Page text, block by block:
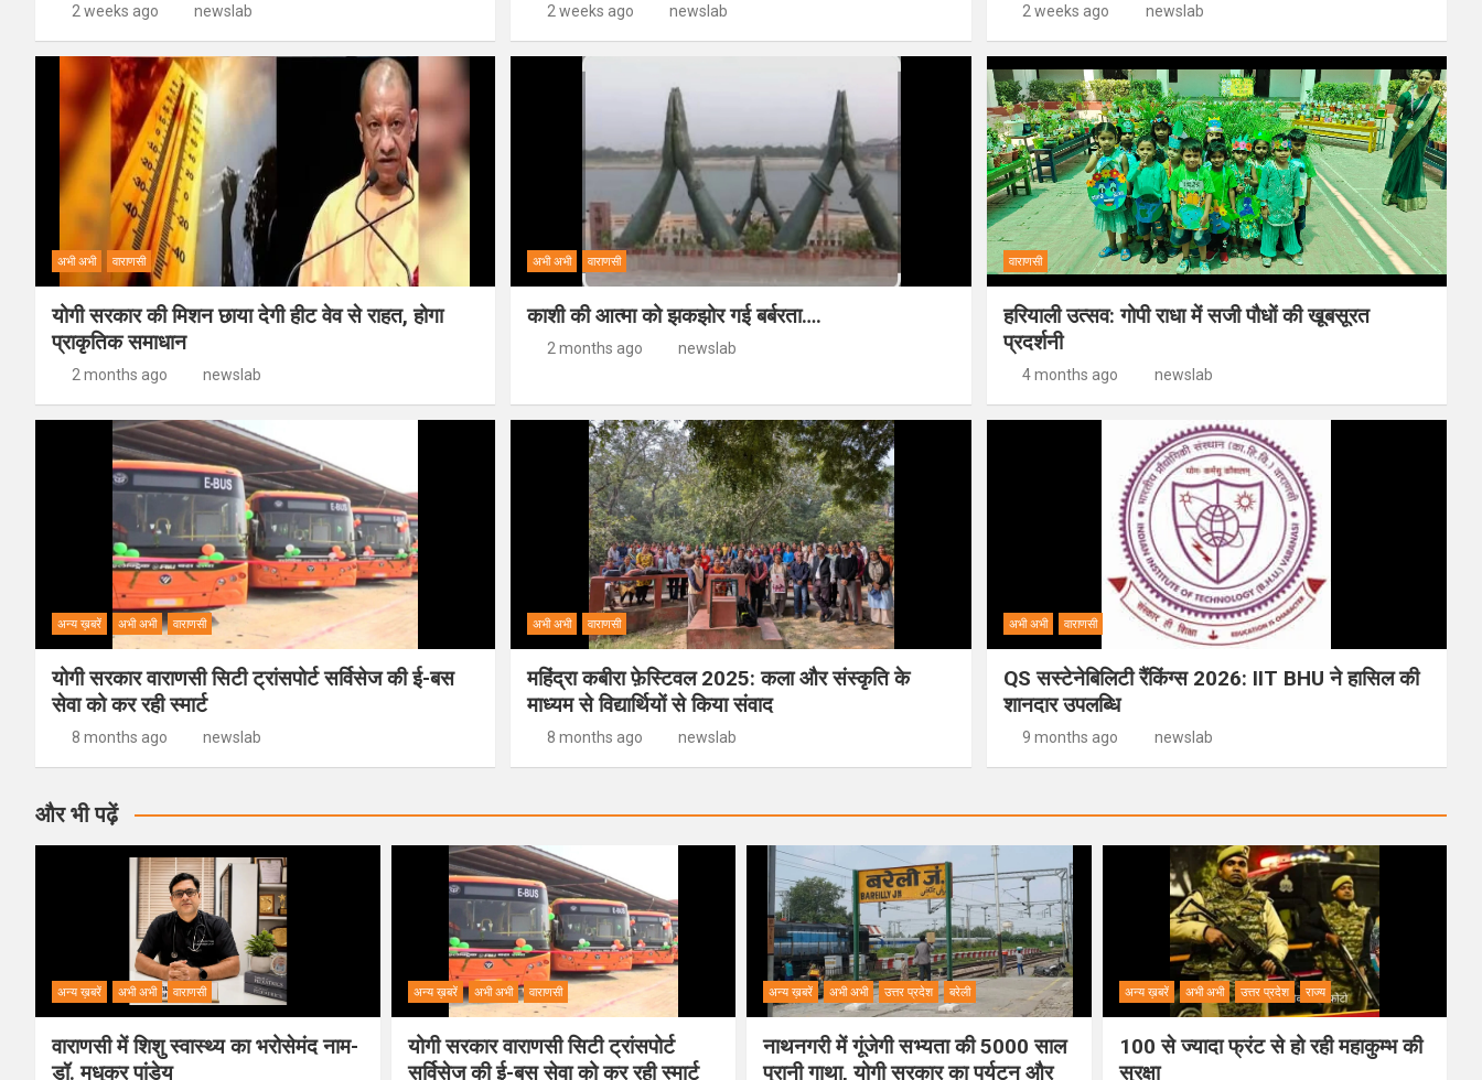
2 weeks ago newslab 2 weeks ago newslab 2 weeks ago newslab
अभी अभी वाराणसी
योगी सरकार की मिशन छाया देगी हीट वेव से राहत, होगा
प्राकृतिक समाधान
2 months ago newslab
अभी अभी वाराणसी
काशी की आत्मा को झकझोर गई बर्बरता….
2 months ago newslab
वाराणसी
हरियाली उत्सव: गोपी राधा में सजी पौधों की खूबसूरत
प्रदर्शनी
4 months ago newslab
अन्य ख़बरें अभी अभी वाराणसी
योगी सरकार वाराणसी सिटी ट्रांसपोर्ट सर्विसेज की ई-बस
सेवा को कर रही स्मार्ट
8 months ago newslab
अभी अभी वाराणसी
महिंद्रा कबीरा फ़ेस्टिवल 2025: कला और संस्कृति के
माध्यम से विद्यार्थियों से किया संवाद
8 months ago newslab
अभी अभी वाराणसी
QS सस्टेनेबिलिटी रैंकिंग्स 2026: IIT BHU ने हासिल की
शानदार उपलब्धि
9 months ago newslab
और भी पढ़ें
अन्य ख़बरें अभी अभी वाराणसी
वाराणसी में शिशु स्वास्थ्य का भरोसेमंद नाम-
डॉ. मधुकर पांडेय
अन्य ख़बरें अभी अभी वाराणसी
योगी सरकार वाराणसी सिटी ट्रांसपोर्ट
सर्विसेज की ई-बस सेवा को कर रही स्मार्ट
अन्य ख़बरें अभी अभी उत्तर प्रदेश बरेली
नाथनगरी में गूंजेगी सभ्यता की 5000 साल
पुरानी गाथा, योगी सरकार का पर्यटन और
अन्य ख़बरें अभी अभी उत्तर प्रदेश राज्य
100 से ज्यादा फ्रंट से हो रही महाकुम्भ की
सुरक्षा